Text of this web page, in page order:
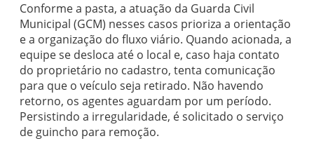
Conforme a pasta, a atuação da Guarda Civil
Municipal (GCM) nesses casos prioriza a orientação
e a organização do fluxo viário. Quando acionada, a
equipe se desloca até o local e, caso haja contato
do proprietário no cadastro, tenta comunicação
para que o veículo seja retirado. Não havendo
retorno, os agentes aguardam por um período.
Persistindo a irregularidade, é solicitado o serviço
de guincho para remoção.